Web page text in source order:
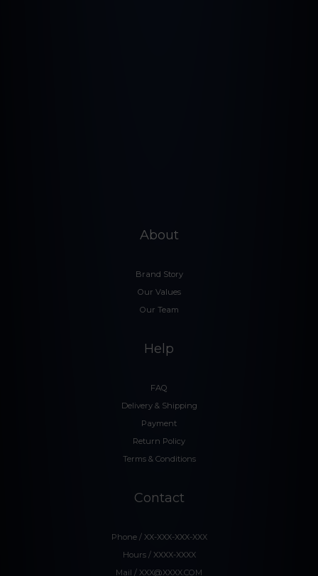
About
Brand Story
Our Values
Our Team
Help
FAQ
Delivery & Shipping
Payment
Return Policy
Terms & Conditions
Contact
Phone / XX-XXX-XXX-XXX
Hours / XXXX-XXXX
Mail / XXX@XXXX.COM